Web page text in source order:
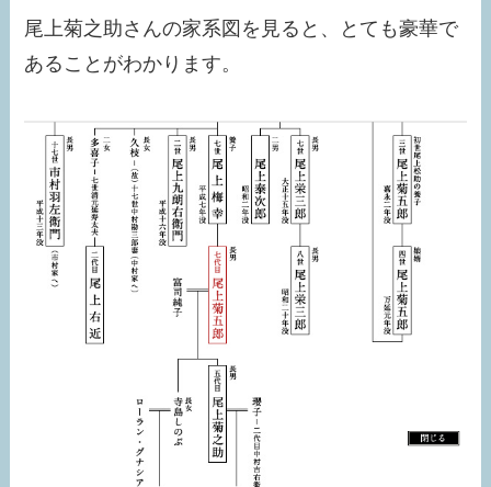
尾上菊之助さんの家系図を見ると、とても豪華で
あることがわかります。